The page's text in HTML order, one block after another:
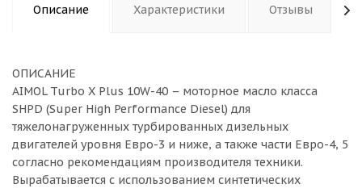
Описание Характеристики Отзывы
ОПИСАНИЕ
AIMOL Turbo X Plus 10W-40 – моторное масло класса
SHPD (Super High Performance Diesel) для
тяжелонагруженных турбированных дизельных
двигателей уровня Евро-3 и ниже, а также части Евро-4, 5
согласно рекомендациям производителя техники.
Вырабатывается с использованием синтетических